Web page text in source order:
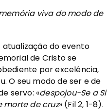
viva do modo de
atualização do evento
de Cristo se
por excelência,
O seu modo de ser e de
servo: «despojou-Se a Si
morte de cruz» (Fil 2, 1-8).